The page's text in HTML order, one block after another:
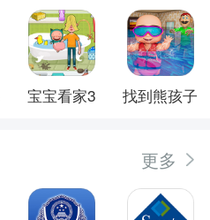
宝宝看家3 找到熊孩子
更多